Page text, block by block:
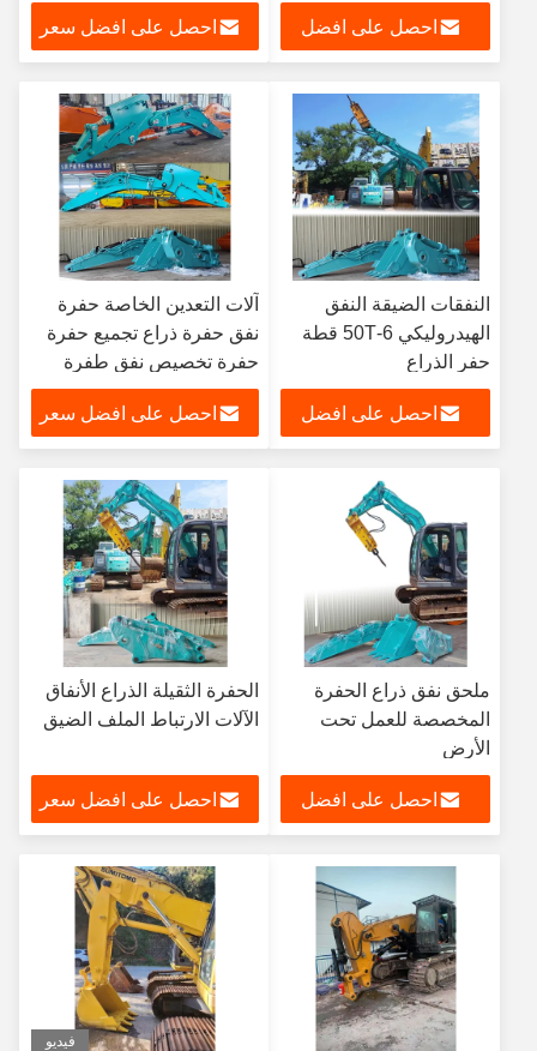
احصل على افضل احصل على افضل سعر
النفقات الضيقة النفق
الهيدروليكي 6-50T قطة
حفر الذراع
احصل على افضل
آلات التعدين الخاصة حفرة
نفق حفرة ذراع تجميع حفرة
حفرة تخصيص نفق طفرة
حفرة نفق حفرة حفرة حفرة
حفرة حفرةاحصل على افضل سعر
ملحق نفق ذراع الحفرة
المخصصة للعمل تحت
الأرض
احصل على افضل
الحفرة الثقيلة الذراع الأنفاق
الآلات الارتباط الملف الضيق
احصل على افضل سعر
فيديو